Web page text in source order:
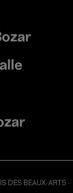
DES BEAUX-ARTS -